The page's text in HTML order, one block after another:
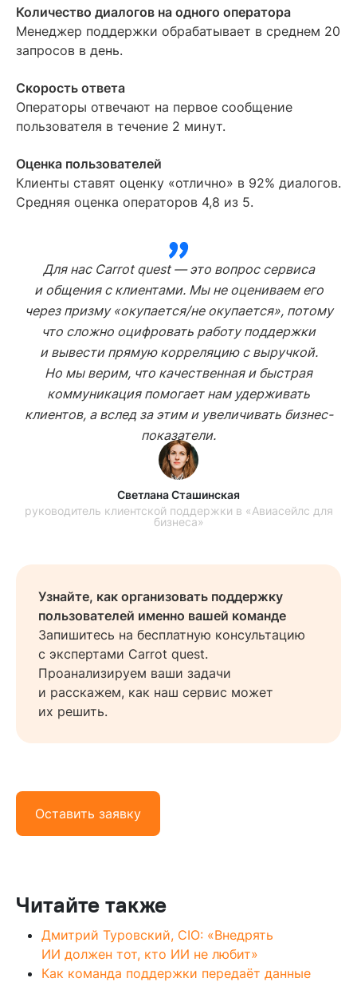
Количество диалогов на одного оператора
Менеджер поддержки обрабатывает в среднем 20
запросов в день.
Скорость ответа
Операторы отвечают на первое сообщение
пользователя в течение 2 минут.
Оценка пользователей
Клиенты ставят оценку «отлично» в 92% диалогов.
Средняя оценка операторов 4,8 из 5.
Для нас Carrot quest — это вопрос сервиса
и общения с клиентами. Мы не оцениваем его
через призму «окупается/не окупается», потому
что сложно оцифровать работу поддержки
и вывести прямую корреляцию с выручкой.
Но мы верим, что качественная и быстрая
коммуникация помогает нам удерживать
клиентов, а вслед за этим и увеличивать бизнес-
показатели.
Светлана Сташинская
руководитель клиентской поддержки в «Авиасейлс для
бизнеса»
Узнайте, как организовать поддержку
пользователей именно вашей команде
Запишитесь на бесплатную консультацию
с экспертами Carrot quest.
Проанализируем ваши задачи
и расскажем, как наш сервис может
их решить.
Оставить заявку
Читайте также
Дмитрий Туровский, CIO: «Внедрять
ИИ должен тот, кто ИИ не любит»
Как команда поддержки передаёт данные